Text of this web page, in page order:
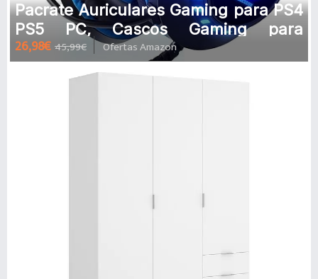
Pacrate Auriculares Gaming para PS4
PS5 PC, Cascos Gaming para
Nintendo Switch Xbox One con
Cancelac
26,98€ 45,99€ Ofertas Amazon